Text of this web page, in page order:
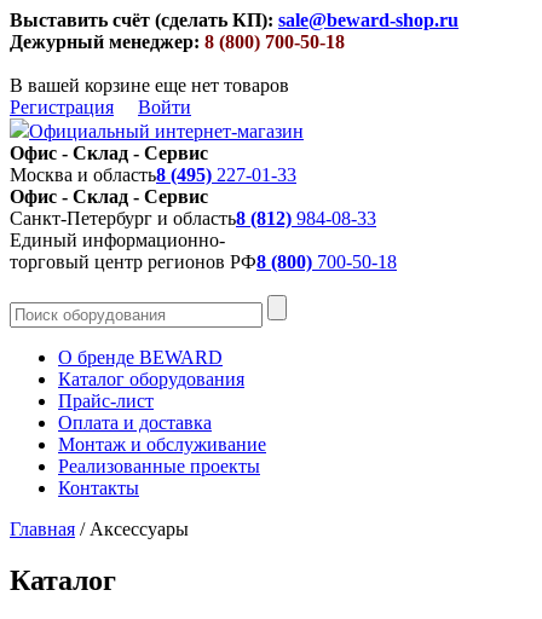
Выставить счёт (сделать КП): sale@beward-shop.ru
Дежурный менеджер: 8 (800) 700-50-18
В вашей корзине еще нет товаров
Регистрация
Войти
Официальный интернет-магазин
Офис - Склад - Сервис
Москва и область8 (495) 227-01-33
Офис - Склад - Сервис
Санкт-Петербург и область8 (812) 984-08-33
Единый информационно-
торговый центр регионов РФ8 (800) 700-50-18
О бренде BEWARD
Каталог оборудования
Прайс-лист
Оплата и доставка
Монтаж и обслуживание
Реализованные проекты
Контакты
Главная / Аксессуары
Каталог